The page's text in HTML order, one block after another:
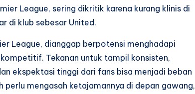
League, sering dikritik karena kurang klinis di
di klub sebesar United.
League, dianggap berpotensi menghadapi
Tekanan untuk tampil konsisten,
ekspektasi tinggi dari fans bisa menjadi beban
perlu mengasah ketajamannya di depan gawang,